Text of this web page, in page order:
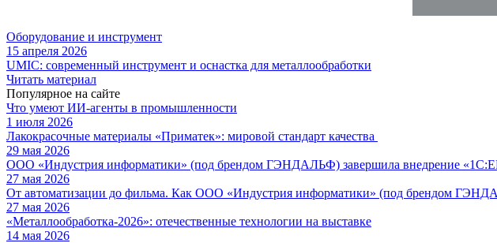
Оборудование и инструмент
15 апреля 2026
UMIC: современный инструмент и оснастка для металлообработки
Читать материал
Популярное на сайте
Что умеют ИИ-агенты в промышленности
1 июля 2026
Лакокрасочные материалы «Приматек»: мировой стандарт качества
29 мая 2026
ООО «Индустрия информатики» (под брендом ГЭНДАЛЬФ) завершила внедрение
27 мая 2026
От автоматизации до фильма. Как ООО «Индустрия информатики» (под брендом
27 мая 2026
«Металлообработка-2026»: отечественные технологии на выставке
14 мая 2026